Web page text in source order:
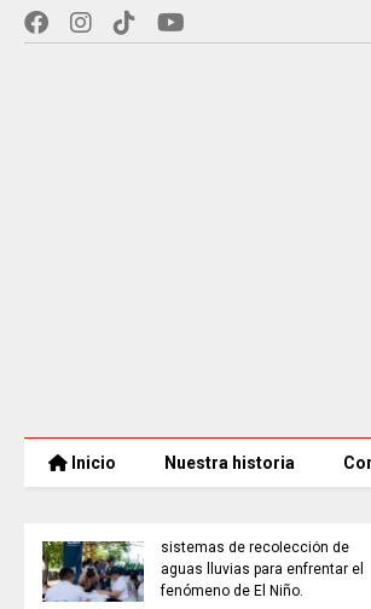
Inicio Nuestra historia
sistemas de recolección de
aguas lluvias para enfrentar el
fenómeno de El Niño.